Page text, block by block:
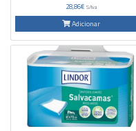
28,86€ S/Iva
Adicionar